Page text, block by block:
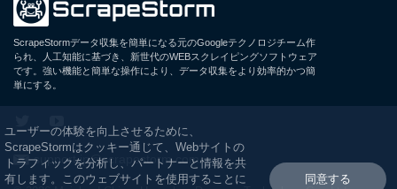
ScrapeStormデータ収集を簡単になる元のGoogleテクノロジチーム作
られ、人工知能に基づき、新世代のWEBスクレイピングソフトウェア
です。強い機能と簡単な操作により、データ収集をより効率的かつ簡
単にする。
support.jp@scrapestorm.com
ユーザーの体験を向上させるために、
ScrapeStormはクッキー通じて、Webサイトの
トラフィックを分析し、パートナーと情報を共
有します。このウェブサイトを使用することに
同意する